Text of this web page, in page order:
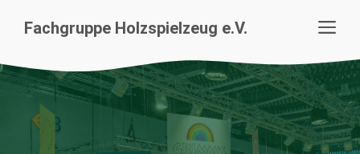
InhaltFachgruppe Holzspielzeug e.V.